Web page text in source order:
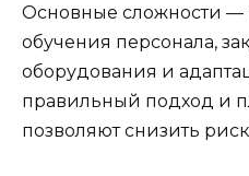
Основные сложности —
обучения персонала,
оборудования и
правильный подход и
позволяют снизить